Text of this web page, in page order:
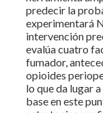
predecir la
experimentará
intervención
evalúa cuatro
fumador,
opioides
lo que da lugar
base en este